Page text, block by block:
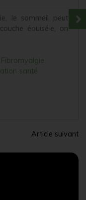
le sommeil peut
épuisé·e, on
Fibromyalgie
santé
Article suivant